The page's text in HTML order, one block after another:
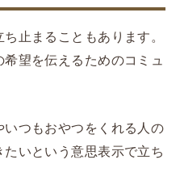
止まることもあります。
望を伝えるためのコミュ
つもおやつをくれる人の
いという意思表示で立ち